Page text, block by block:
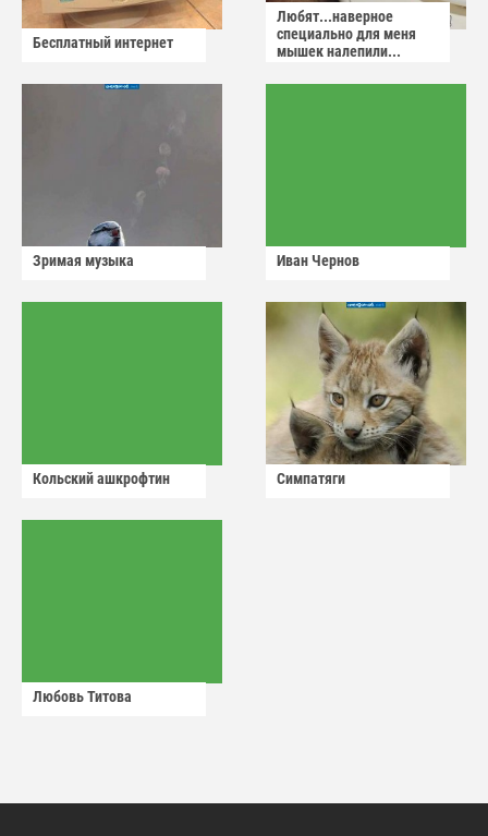
Бесплатный интернет
Любят...наверное
специально для меня
мышек налепили...
Зримая музыка Иван Чернов
Кольский ашкрофтин Симпатяги
Любовь Титова